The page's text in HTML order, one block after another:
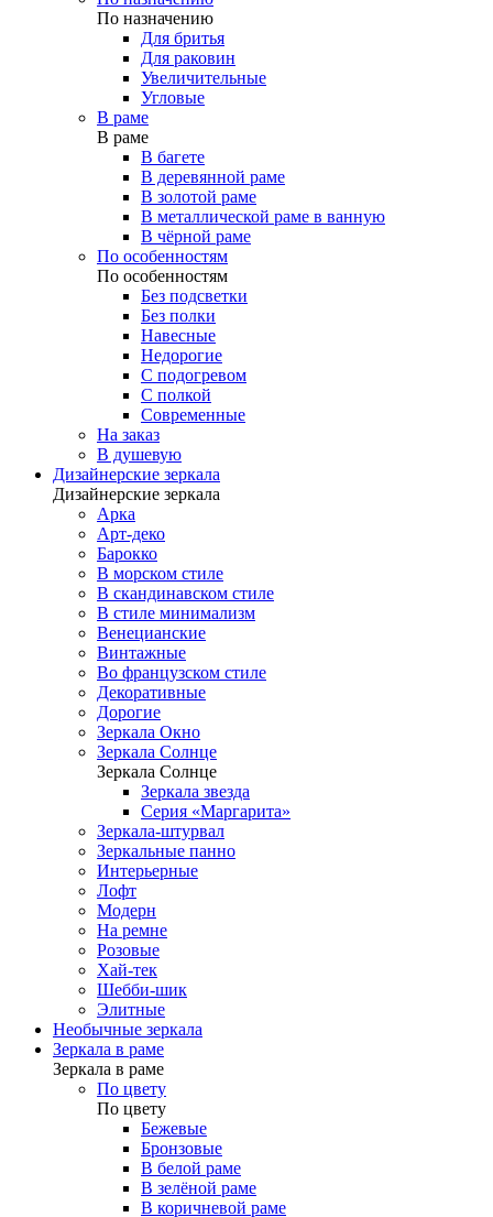
По назначению
Для бритья
Для раковин
Увеличительные
Угловые
В раме
В раме
В багете
В деревянной раме
В золотой раме
В металлической раме в ванную
В чёрной раме
По особенностям
По особенностям
Без подсветки
Без полки
Навесные
Недорогие
С подогревом
С полкой
Современные
На заказ
В душевую
Дизайнерские зеркала
Дизайнерские зеркала
Арка
Арт-деко
Барокко
В морском стиле
В скандинавском стиле
В стиле минимализм
Венецианские
Винтажные
Во французском стиле
Декоративные
Дорогие
Зеркала Окно
Зеркала Солнце
Зеркала Солнце
Зеркала звезда
Серия «Маргарита»
Зеркала-штурвал
Зеркальные панно
Интерьерные
Лофт
Модерн
На ремне
Розовые
Хай-тек
Шебби-шик
Элитные
Необычные зеркала
Зеркала в раме
Зеркала в раме
По цвету
По цвету
Бежевые
Бронзовые
В белой раме
В зелёной раме
В коричневой раме